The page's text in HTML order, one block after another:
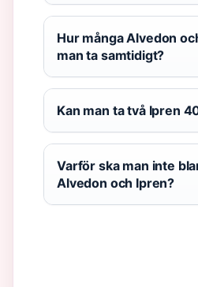
Hur många Alvedon
man ta samtidigt?
Kan man ta två Ipren
Varför ska man inte
Alvedon och Ipren?